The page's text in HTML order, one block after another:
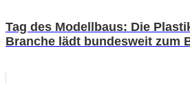
Tag des Modellbaus: Die
Branche lädt bundesweit zum